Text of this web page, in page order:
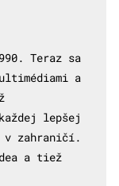
Teraz sa
a
lepšej
v zahraničí.
a tiež